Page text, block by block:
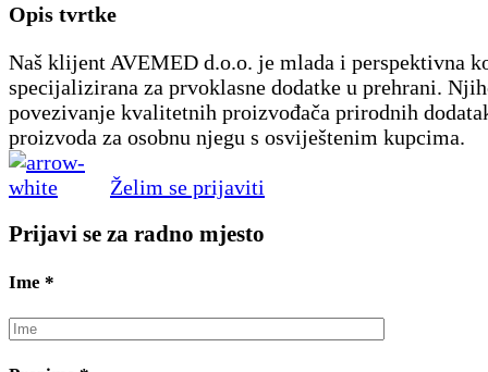
Opis tvrtke
Naš klijent AVEMED d.o.o. je mlada i perspektivna
specijalizirana za prvoklasne dodatke u prehrani.
povezivanje kvalitetnih proizvođača prirodnih
proizvoda za osobnu njegu s osviještenim kupcima.
Želim se prijaviti
Prijavi se za radno mjesto
Ime *